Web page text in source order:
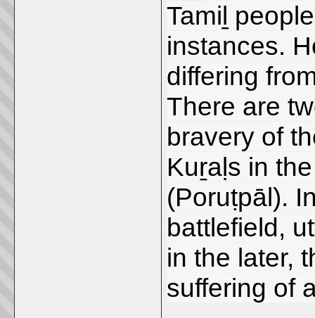
Tamiḻ
instances.
differing
There are
bravery of
Kuṟaḷs in
(Poruṭpāl).
battlefield,
in the later,
suffering of